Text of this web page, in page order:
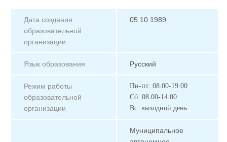
Дата создания
образовательной
организации
05.10.1989
Язык образования Русский
Режим работы
образовательной
организации
Пн-пт: 08.00-19.00
Сб: 08.00-14.00
Вс: выходной день
Муниципальное